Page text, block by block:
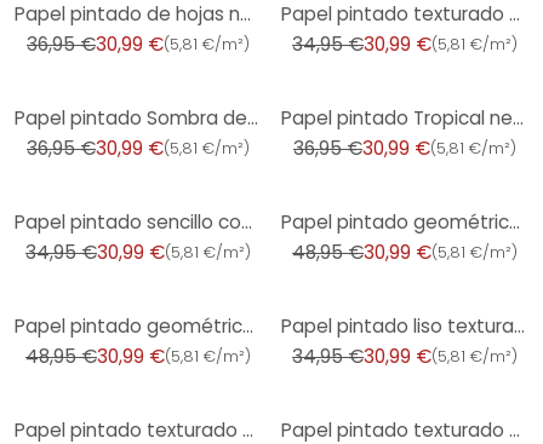
Papel pintado de hojas naranja violeta - hojas exoticas - papel pintado motivo
36,95 €30,99 €(5,81 €/m²)
Papel pintado texturado con aspecto de rafia marrón beige - motivo de rayas verticales - Papel no te
34,95 €30,99 €(5,81 €/m²)
Papel pintado Sombra de hojas verde claro gris - Muestra tropical - Papel pintado no tejido
36,95 €30,99 €(5,81 €/m²)
Papel pintado Tropical negro cobre - diseño de hojas moderno brillante - Papel pintado no tejido
36,95 €30,99 €(5,81 €/m²)
Papel pintado sencillo con textura de lino beige - papel pintado liso mate moderno
34,95 €30,99 €(5,81 €/m²)
Papel pintado geométrico aspecto madera verde oscuro - Papel pintado no tejido moderno mate
48,95 €30,99 €(5,81 €/m²)
Papel pintado geométrico con aspecto de madera violeta - Papel pintado no tejido con textura moderna
48,95 €30,99 €(5,81 €/m²)
Papel pintado liso texturado lino gris medio - Papel pintado no tejido tejido mate moderno
34,95 €30,99 €(5,81 €/m²)
Papel pintado texturado en yeso aspecto antracita - papel pintado no tejido oscuro moderno - papel p
Papel pintado texturado a rayas beige crema - aspecto rafia vertical - Papel no tejido